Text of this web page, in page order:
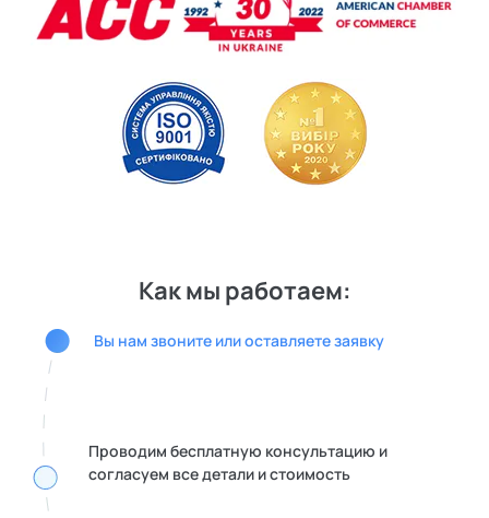
Как мы работаем:
Вы нам звоните или оставляете заявку
Проводим бесплатную консультацию и
согласуем все детали и стоимость